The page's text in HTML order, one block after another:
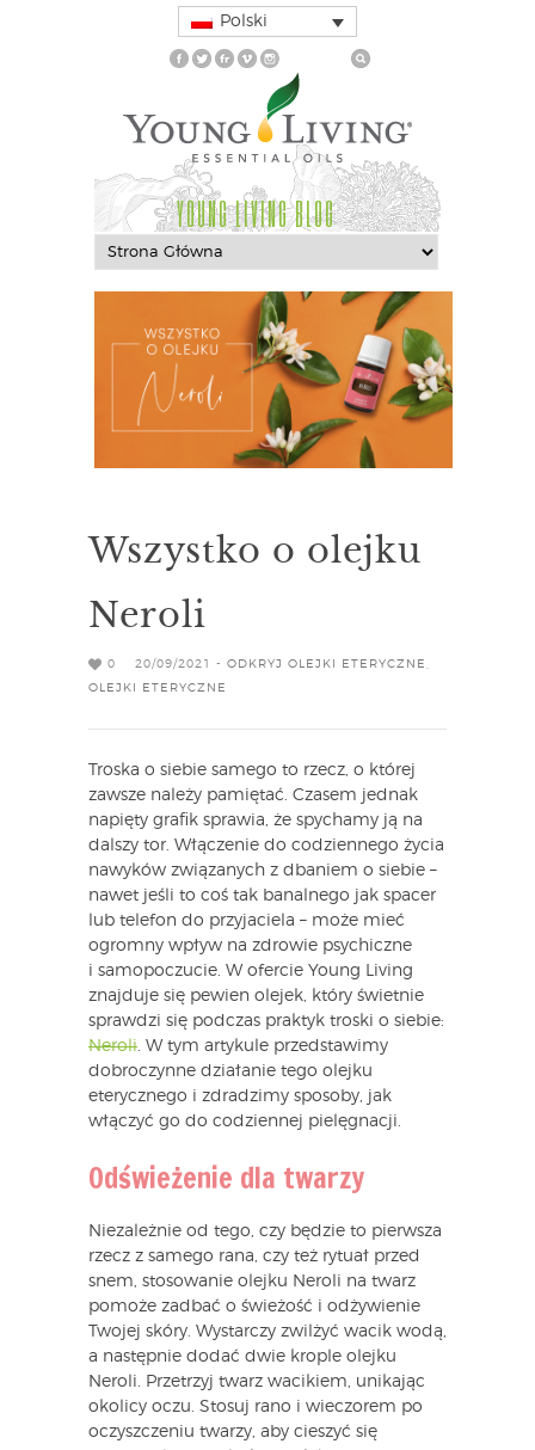
Polski
YOUNG LIVING BLOG
Wszystko o olejku
Neroli
0 20/09/2021 - ODKRYJ OLEJKI ETERYCZNE
OLEJKI ETERYCZNE
Troska o siebie samego to rzecz, o której
zawsze należy pamiętać. Czasem jednak
napięty grafik sprawia, że spychamy ją na
dalszy tor. Włączenie do codziennego życia
nawyków związanych z dbaniem o siebie –
nawet jeśli to coś tak banalnego jak spacer
lub telefon do przyjaciela – może mieć
ogromny wpływ na zdrowie psychiczne
i samopoczucie. W ofercie Young Living
znajduje się pewien olejek, który świetnie
sprawdzi się podczas praktyk troski o siebie:
Neroli . W tym artykule przedstawimy
dobroczynne działanie tego olejku
eterycznego i zdradzimy sposoby, jak
włączyć go do codziennej pielęgnacji.
Odświeżenie dla twarzy
Niezależnie od tego, czy będzie to pierwsza
rzecz z samego rana, czy też rytuał przed
snem, stosowanie olejku Neroli na twarz
pomoże zadbać o świeżość i odżywienie
Twojej skóry. Wystarczy zwilżyć wacik wodą,
a następnie dodać dwie krople olejku
Neroli. Przetrzyj twarz wacikiem, unikając
okolicy oczu. Stosuj rano i wieczorem po
oczyszczeniu twarzy, aby cieszyć się